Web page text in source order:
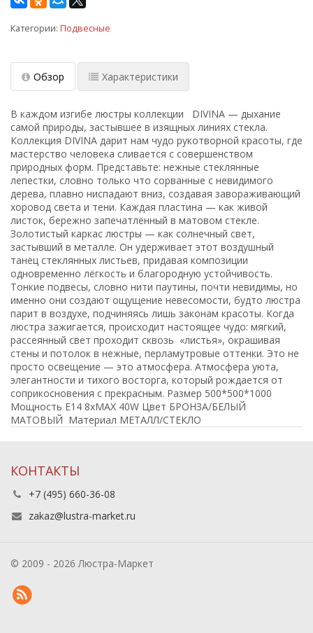
Категории: Подвесные
Обзор Характеристики
В каждом изгибе люстры коллекции DIVINA — дыхание
самой природы, застывшее в изящных линиях стекла.
Коллекция DIVINA дарит нам чудо рукотворной красоты, где
мастерство человека сливается с совершенством
природных форм. Представьте: нежные стеклянные
лепестки, словно только что сорванные с невидимого
дерева, плавно ниспадают вниз, создавая завораживающий
хоровод света и тени. Каждая пластина — как живой
листок, бережно запечатлённый в матовом стекле.
Золотистый каркас люстры — как солнечный свет,
застывший в металле. Он удерживает этот воздушный
танец стеклянных листьев, придавая композиции
одновременно лёгкость и благородную устойчивость.
Тонкие подвесы, словно нити паутины, почти невидимы, но
именно они создают ощущение невесомости, будто люстра
парит в воздухе, подчиняясь лишь законам красоты. Когда
люстра зажигается, происходит настоящее чудо: мягкий,
рассеянный свет проходит сквозь «листья», окрашивая
стены и потолок в нежные, перламутровые оттенки. Это не
просто освещение — это атмосфера. Атмосфера уюта,
элегантности и тихого восторга, который рождается от
соприкосновения с прекрасным. Размер 500*500*1000
Мощность E14 8xMAX 40W Цвет БРОНЗА/БЕЛЫЙ
МАТОВЫЙ Материал МЕТАЛЛ/СТЕКЛО
КОНТАКТЫ
+7 (495) 660-36-08
zakaz@lustra-market.ru
© 2009 - 2026 Люстра-Маркет